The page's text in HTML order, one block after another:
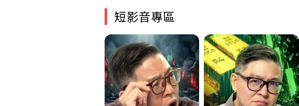
短影音專區